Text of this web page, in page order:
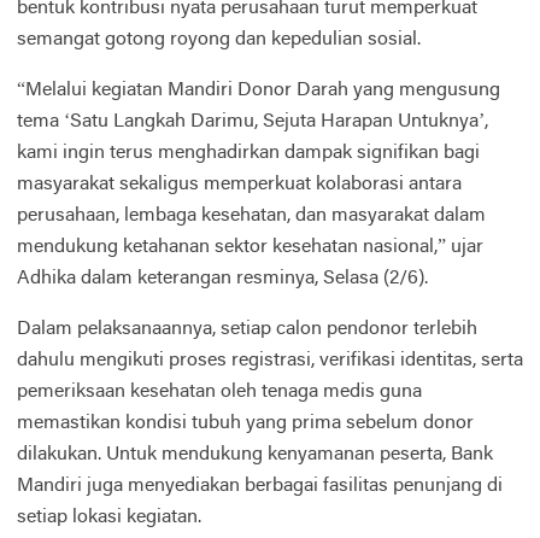
bentuk kontribusi nyata perusahaan turut memperkuat
semangat gotong royong dan kepedulian sosial.
“Melalui kegiatan Mandiri Donor Darah yang mengusung
tema ‘Satu Langkah Darimu, Sejuta Harapan Untuknya’,
kami ingin terus menghadirkan dampak signifikan bagi
masyarakat sekaligus memperkuat kolaborasi antara
perusahaan, lembaga kesehatan, dan masyarakat dalam
mendukung ketahanan sektor kesehatan nasional,” ujar
Adhika dalam keterangan resminya, Selasa (2/6).
Dalam pelaksanaannya, setiap calon pendonor terlebih
dahulu mengikuti proses registrasi, verifikasi identitas, serta
pemeriksaan kesehatan oleh tenaga medis guna
memastikan kondisi tubuh yang prima sebelum donor
dilakukan. Untuk mendukung kenyamanan peserta, Bank
Mandiri juga menyediakan berbagai fasilitas penunjang di
setiap lokasi kegiatan.